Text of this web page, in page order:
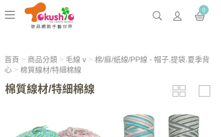
0
首頁 > 商品分類> 毛線 v> 棉/麻/紙線/PP線 - 帽子.提袋.夏季背
心> 棉質線材/特細棉線
棉質線材/特細棉線